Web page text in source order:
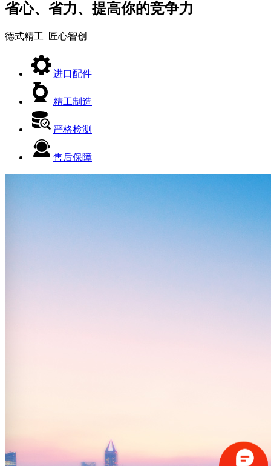
省心、省力、提高你的竞争力
德式精工 匠心智创
进口配件
精工制造
严格检测
售后保障